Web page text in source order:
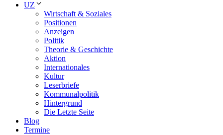
UZ
Wirtschaft & Soziales
Positionen
Anzeigen
Politik
Theorie & Geschichte
Aktion
Internationales
Kultur
Leserbriefe
Kommunalpolitik
Hintergrund
Die Letzte Seite
Blog
Termine